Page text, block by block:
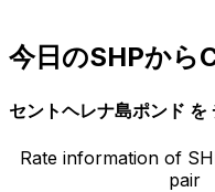
今日のSHPから
セントヘレナ島ポンド を
Rate information of
pair